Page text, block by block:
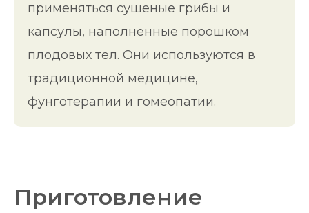
применяться сушеные грибы и
капсулы, наполненные порошком
плодовых тел. Они используются в
традиционной медицине,
фунготерапии и гомеопатии.
Приготовление